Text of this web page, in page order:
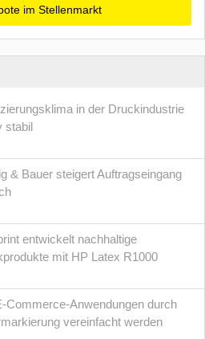
im Stellenmarkt
in der Druckindustrie
stabil
& Bauer steigert Auftragseingang
entwickelt nachhaltige
mit HP Latex R1000
Commerce-Anwendungen durch
vereinfacht werden